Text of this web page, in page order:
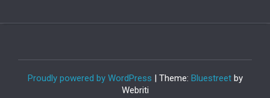
Proudly powered by WordPress | Theme: Bluestreetby
Webriti